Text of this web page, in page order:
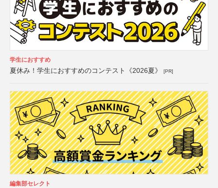
学生におすすめ
夏休み！学生におすすめのコンテスト《2026夏》 [PR]
編集部セレクト